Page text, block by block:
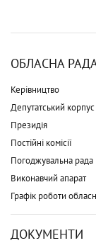
ОБЛАСНА
Керівництво
Депутатський корпус
Президія
Постійні комісії
Погоджувальна рада
Виконавчий апарат
Графік роботи
ДОКУМЕНТИ